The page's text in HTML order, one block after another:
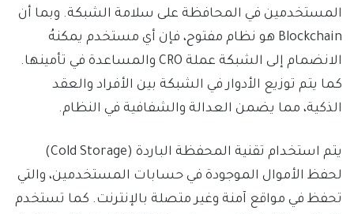
المستخدمين في المحافظة على سلامة الشبكة. وبما أن
Blockchain هو نظام مفتوح، فإن أي مستخدم يمكنهُ
الانضمام إلى الشبكة عملة CRO والمساعدة في تأمينها.
كما يتم توزيع الأدوار في الشبكة بين الأفراد والعقد
الذكية، مما يضمن العدالة والشفافية في النظام.
يتم استخدام تقنية المحفظة الباردة (Cold Storage)
لحفظ الأموال الموجودة في حسابات المستخدمين، والتي
تحفظ في مواقع آمنة وغير متصلة بالإنترنت. كما تستخدم